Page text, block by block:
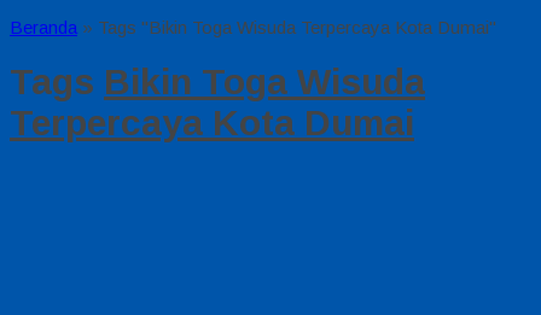
Beranda » Tags "Bikin Toga Wisuda Terpercaya Kota Dumai"
Tags Bikin Toga Wisuda
Terpercaya Kota Dumai